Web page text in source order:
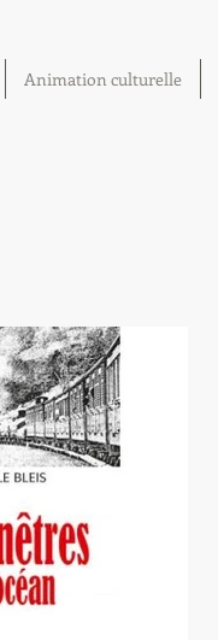
Animation culturelle